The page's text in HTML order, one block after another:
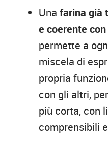
Una farina già
e coerente
permette a
miscela di
propria
con gli altri,
più corta, con
comprensibili